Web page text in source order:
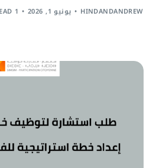
HINDANDANDREW يونيو 1, 2026 1 MIN READ